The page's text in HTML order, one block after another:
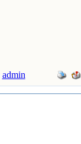
admin